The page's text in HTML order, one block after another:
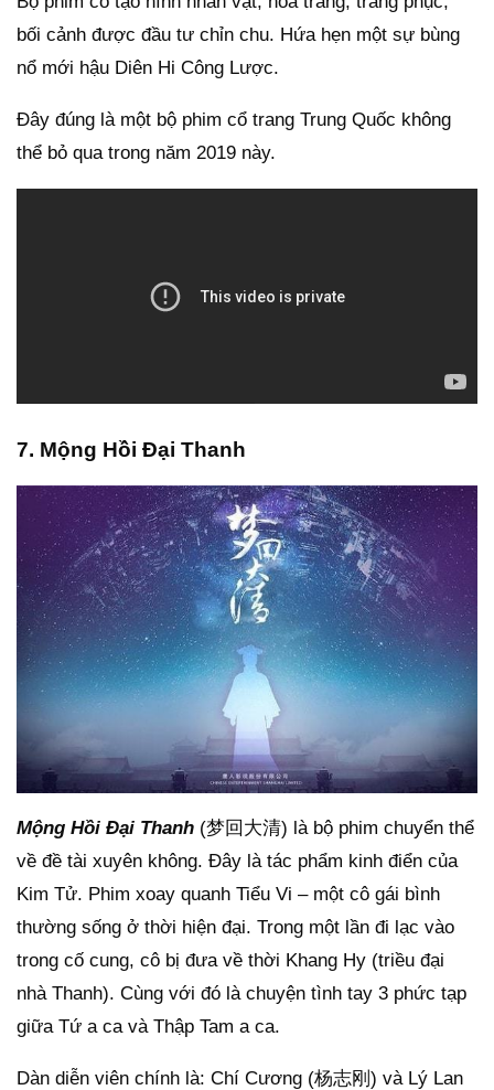
bối cảnh được đầu tư chỉn chu. Hứa hẹn một sự bùng
nổ mới hậu Diên Hi Công Lược.
Đây đúng là một bộ phim cổ trang Trung Quốc không
thể bỏ qua trong năm 2019 này.
7. Mộng Hồi Đại Thanh
Mộng Hồi Đại Thanh (梦回大清) là bộ phim chuyển thể
về đề tài xuyên không. Đây là tác phẩm kinh điển của
Kim Tử. Phim xoay quanh Tiểu Vi – một cô gái bình
thường sống ở thời hiện đại. Trong một lần đi lạc vào
trong cố cung, cô bị đưa về thời Khang Hy (triều đại
nhà Thanh). Cùng với đó là chuyện tình tay 3 phức tạp
giữa Tứ a ca và Thập Tam a ca.
Dàn diễn viên chính là: Chí Cương (杨志刚) và Lý Lan